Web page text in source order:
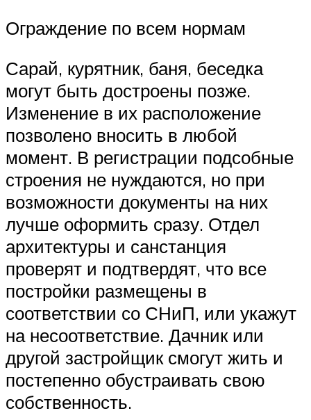
Ограждение по всем нормам
Сарай, курятник, баня, беседка
могут быть достроены позже.
Изменение в их расположение
позволено вносить в любой
момент. В регистрации подсобные
строения не нуждаются, но при
возможности документы на них
лучше оформить сразу. Отдел
архитектуры и санстанция
проверят и подтвердят, что все
постройки размещены в
соответствии со СНиП, или укажут
на несоответствие. Дачник или
другой застройщик смогут жить и
постепенно обустраивать свою
собственность.